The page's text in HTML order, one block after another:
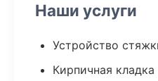
Наши услуги
Устройство
Кирпичная кладка